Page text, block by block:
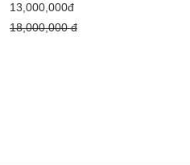
13,000,000đ
18,000,000 đ